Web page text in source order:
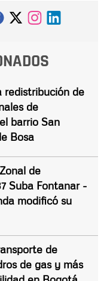
redistribución de
de
barrio San
Bosa
de
Suba Fontanar -
modificó su
de
de gas y más